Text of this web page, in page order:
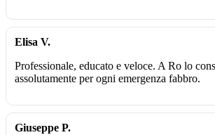
Elisa V.
Professionale, educato e veloce. A Ro lo
assolutamente per ogni emergenza fabbro.
Giuseppe P.